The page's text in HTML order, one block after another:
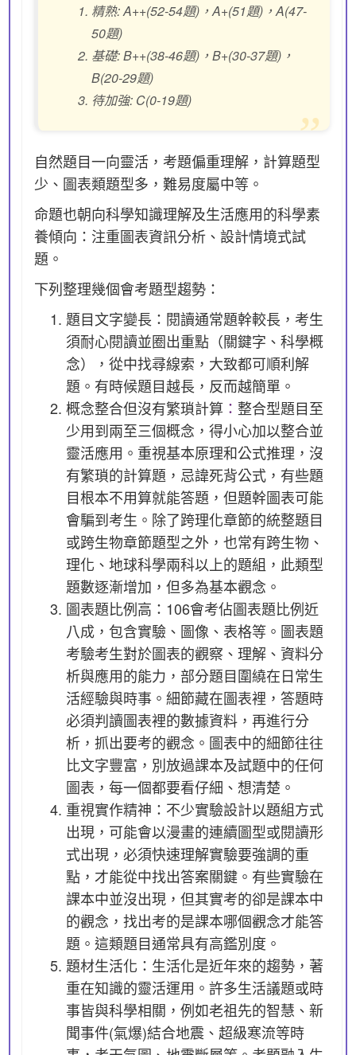
精熟: A++(52-54題)，A+(51題)，A(47-
50題)
基礎: B++(38-46題)，B+(30-37題)，
B(20-29題)
待加強: C(0-19題)
自然題目一向靈活，考題偏重理解，計算題型
少、圖表類題型多，難易度屬中等。
命題也朝向科學知識理解及生活應用的科學素
養傾向：注重圖表資訊分析、設計情境式試
題。
下列整理幾個會考題型趨勢：
題目文字變長：閱讀通常題幹較長，考生
須耐心閱讀並圈出重點（關鍵字、科學概
念），從中找尋線索，大致都可順利解
題。有時候題目越長，反而越簡單。
概念整合但沒有繁瑣計算 ： 整合型題目至
少用到兩至三個概念，得小心加以整合並
靈活應用。重視基本原理和公式推理，沒
有繁瑣的計算題，忌諱死背公式，有些題
目根本不用算就能答題，但題幹圖表可能
會騙到考生。除了跨理化章節的統整題目
或跨生物章節題型之外，也常有跨生物、
理化、地球科學兩科以上的題組，此類型
題數逐漸增加，但多為基本觀念。
圖表題比例高：106會考佔圖表題比例近
八成，包含實驗、圖像、表格等。圖表題
考驗考生對於圖表的觀察、理解、資料分
析與應用的能力，部分題目圍繞在日常生
活經驗與時事。細節藏在圖表裡，答題時
必須判讀圖表裡的數據資料，再進行分
析，抓出要考的觀念。圖表中的細節往往
比文字豐富，別放過課本及試題中的任何
圖表，每一個都要看仔細、想清楚。
重視實作精神：不少實驗設計以題組方式
出現，可能會以漫畫的連續圖型或閱讀形
式出現，必須快速理解實驗要強調的重
點，才能從中找出答案關鍵。有些實驗在
課本中並沒出現，但其實考的卻是課本中
的觀念，找出考的是課本哪個觀念才能答
題。這類題目通常具有高鑑別度。
題材生活化：生活化是近年來的趨勢，著
重在知識的靈活運用。許多生活議題或時
事皆與科學相關，例如老祖先的智慧、新
聞事件(氣爆)結合地震、超級寒流等時